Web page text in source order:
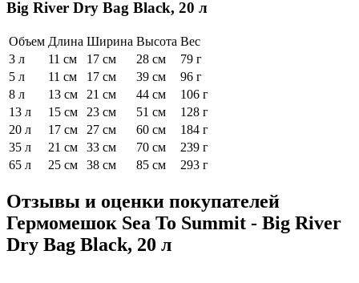
Big River Dry Bag Black, 20 л
Объем Длина Ширина Высота Вес
3 л
11 см 17 см 28 см
79 г
5 л
11 см 17 см 39 см
96 г
8 л
13 см 21 см 44 см
106 г
13 л
15 см 23 см 51 см
128 г
20 л
17 см 27 см 60 см
184 г
35 л
21 см 33 см 70 см
239 г
65 л
25 см 38 см 85 см 293 г
Отзывы и оценки покупателей
Гермомешок Sea To Summit - Big River
Dry Bag Black, 20 л